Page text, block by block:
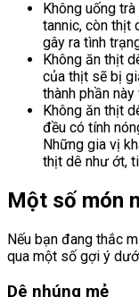
Không uống
tannic, còn thịt
gây ra tình
Không ăn thịt
của thịt sẽ bị
thành phần này
Không ăn thịt
đều có tính
Những gia vị
thịt dê như ớt,
Một số món
Nếu bạn đang thắc
qua một số gợi ý
Dê nhúng mẻ